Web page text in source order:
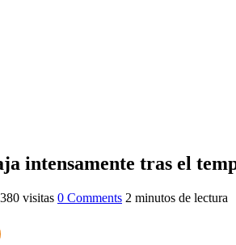
intensamente tras el
380 visitas 0 Comments 2 minutos de lectura